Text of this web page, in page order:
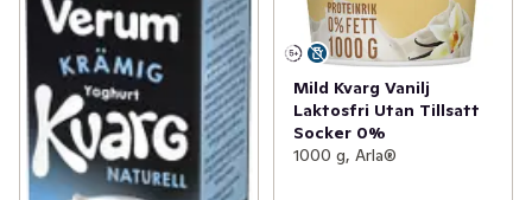
Mild Kvarg Vanilj
Laktosfri Utan Tillsatt
Socker 0%
1000 g, Arla®